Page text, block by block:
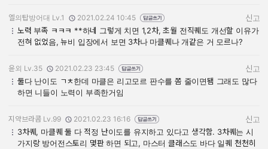
작성자:
엘의탑방어대 Lv.1
작성일:
2021.02.24 10:45
신고
노력 부족 ㅋㅋㅋ **하네 그렇게 치면 1,2차, 초월 전직퀘도 개선할 이유가
전혀 없었음, 뉴비 입장에서 보면 3차나 마클퀘나 개같은 거 모르나?
작성자:
윤외 Lv.35
작성일:
2021.02.23 23:45
신고
둘다 난이도 ㄱㅊ한데 마클은 리고모르 판수를 쫌 줄이면됌 그래도 많다
하면 니들이 노력이 부족한거임
작성자:
지약브라콤 Lv.99
작성일:
2021.02.23 16:16
신고
3차퀘, 마클퀘 둘 다 적정 난이도를 유지하고 있다고 생각함. 3차퀘는 시
가지랑 방어전스토리 몇판 하면 되고, 마스터 클래스도 바다 일퀘 천천히